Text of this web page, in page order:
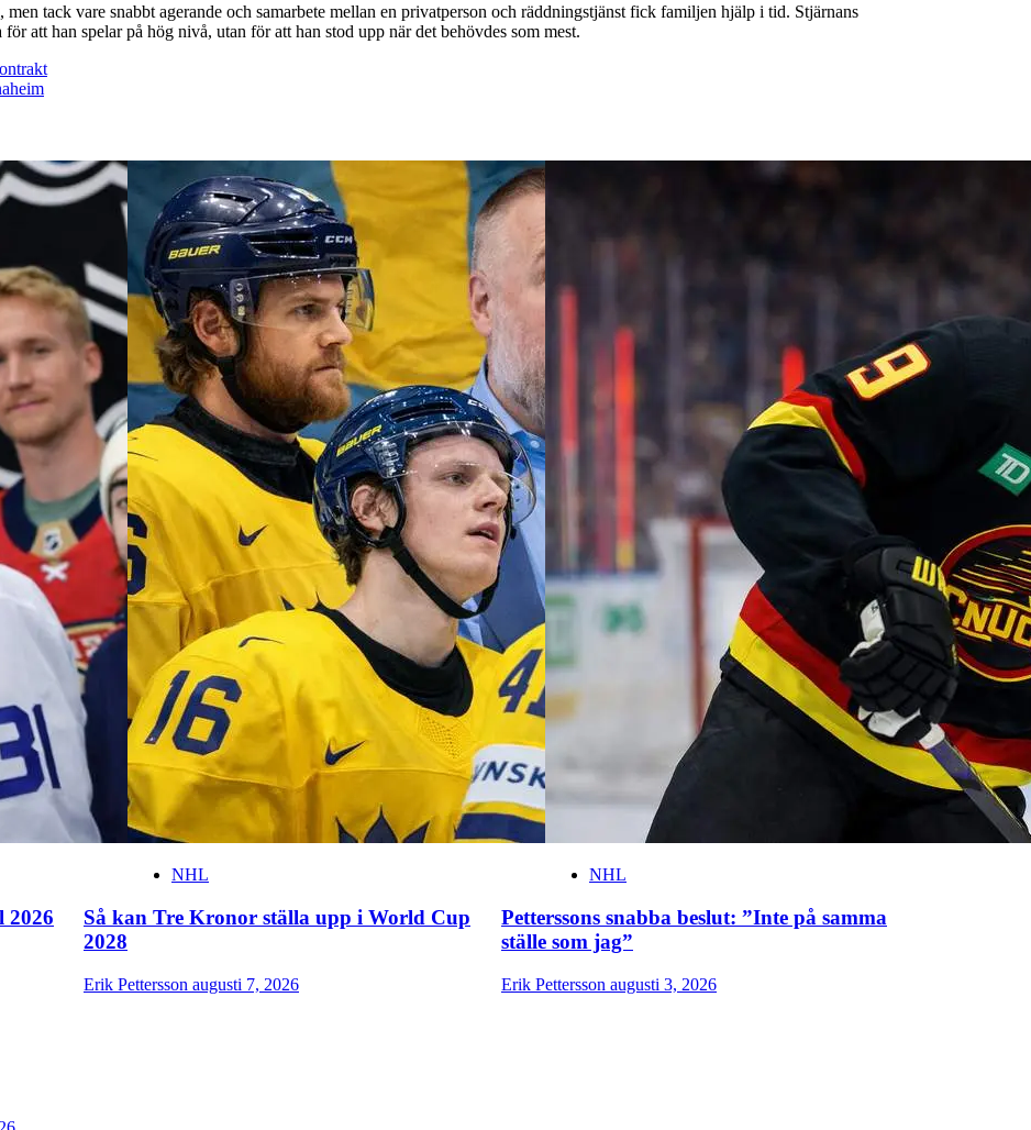
men tack vare snabbt agerande och samarbete mellan en privatperson och räddningstjänst fick familjen hjälp i tid. Stjärnans
att han spelar på hög nivå, utan för att han stod upp när det behövdes som mest.
2026
NHL
Så kan Tre Kronor ställa upp i World Cup
2028
Erik Pettersson augusti 7, 2026
NHL
Petterssons snabba beslut: ”Inte på samma
ställe som jag”
Erik Pettersson augusti 3, 2026